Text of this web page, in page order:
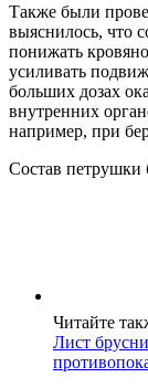
Также были
выяснилось, что
понижать
усиливать
больших дозах
внутренних
например, при
Состав петрушки
Читайте
Лист